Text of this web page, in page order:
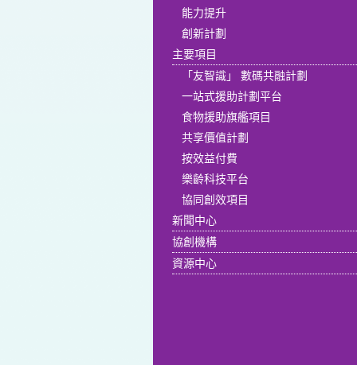
能力提升
創新計劃
主要項目
「友智識」 數碼共融計劃
一站式援助計劃平台
食物援助旗艦項目
共享價值計劃
按效益付費
樂齡科技平台
協同創效項目
新聞中心
協創機構
資源中心